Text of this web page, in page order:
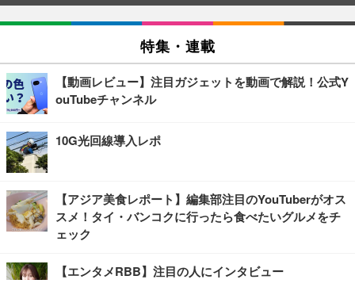
特集・連載
【動画レビュー】注目ガジェットを動画で解説！公式Y
ouTubeチャンネル
10G光回線導入レポ
【アジア美食レポート】編集部注目のYouTuberがオス
スメ！タイ・バンコクに行ったら食べたいグルメをチ
ェック
【エンタメRBB】注目の人にインタビュー